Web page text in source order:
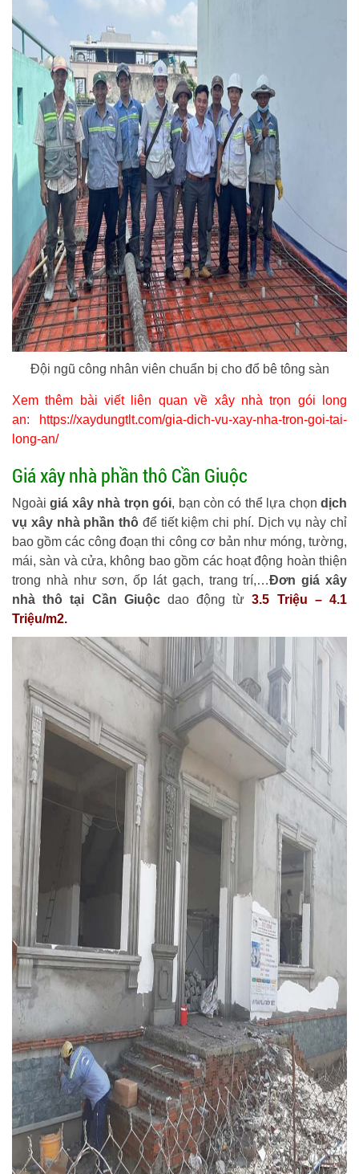
Đội ngũ công nhân viên chuẩn bị cho đổ bê tông sàn
Xem thêm bài viết liên quan về xây nhà trọn gói long
an:
https://xaydungtlt.com/gia-dich-vu-xay-nha-tron-goi-tai-
long-an/
Giá xây nhà phần thô Cần Giuộc
Ngoàigiá xây nhà trọn gói, bạn còn có thể lựa chọndịch
vụ xây nhà phần thô để tiết kiệm chi phí. Dịch vụ này chỉ
bao gồm các công đoạn thi công cơ bản như móng, tường,
mái, sàn và cửa, không bao gồm các hoạt động hoàn thiện
trong nhà như sơn, ốp lát gạch, trang trí,…Đơn giá xây
nhà thô tại Cần Giuộcdao động từ3.5 Triệu – 4.1
Triệu/m2.